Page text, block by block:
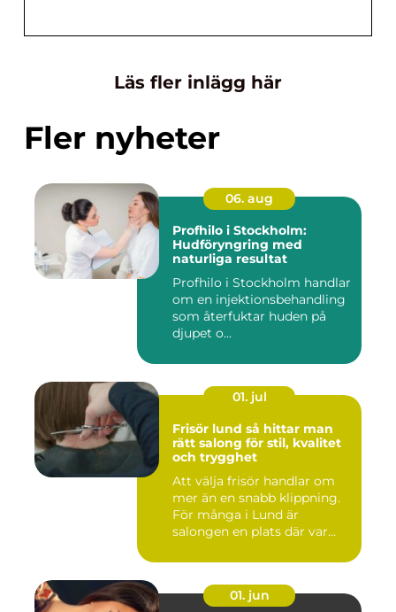
Läs fler inlägg här
Fler nyheter
06. aug
Profhilo i Stockholm:
Hudföryngring med
naturliga resultat
Profhilo i Stockholm handlar
om en injektionsbehandling
som återfuktar huden på
djupet o...
01. jul
Frisör lund så hittar man
rätt salong för stil, kvalitet
och trygghet
Att välja frisör handlar om
mer än en snabb klippning.
För många i Lund är
salongen en plats där var...
01. jun